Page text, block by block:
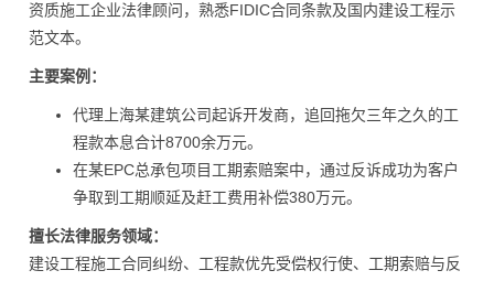
资质施工企业法律顾问，熟悉FIDIC合同条款及国内建设工程示
范文本。
主要案例：
代理上海某建筑公司起诉开发商，追回拖欠三年之久的工
程款本息合计8700余万元。
在某EPC总承包项目工期索赔案中，通过反诉成功为客户
争取到工期顺延及赶工费用补偿380万元。
擅长法律服务领域：
建设工程施工合同纠纷、工程款优先受偿权行使、工期索赔与反